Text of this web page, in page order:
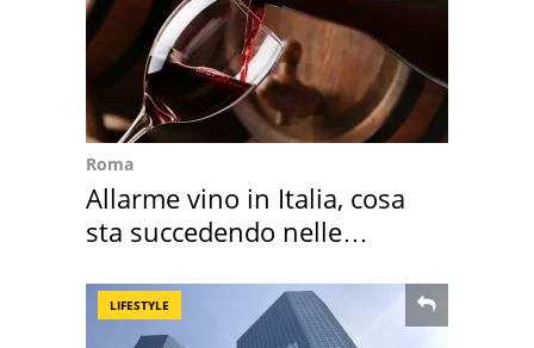
Roma
Allarme vino in Italia, cosa
sta succedendo nelle
LIFESTYLE